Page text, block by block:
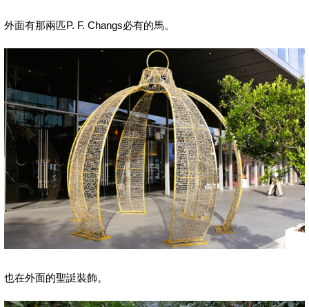
外面有那兩匹P. F. Changs必有的馬。
也在外面的聖誔裝飾。